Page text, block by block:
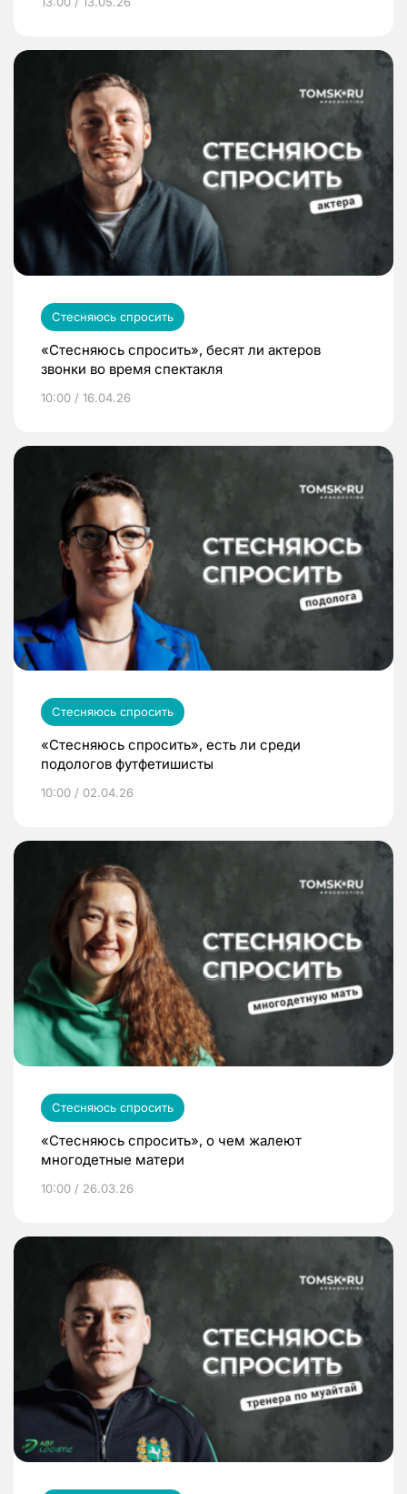
Стесняюсь спросить
«Стесняюсь спросить», бесят ли актеров
звонки во время спектакля
10:00 / 16.04.26
Стесняюсь спросить
«Стесняюсь спросить», есть ли среди
подологов футфетишисты
10:00 / 02.04.26
Стесняюсь спросить
«Стесняюсь спросить», о чем жалеют
многодетные матери
10:00 / 26.03.26